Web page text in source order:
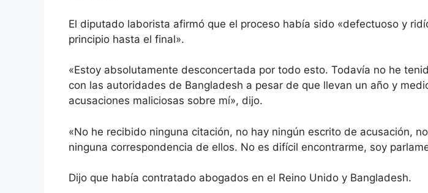
El diputado laborista afirmó que el proceso había sido «defectuoso y
principio hasta el final».
«Estoy absolutamente desconcertada por todo esto. Todavía no he
con las autoridades de Bangladesh a pesar de que llevan un año y
acusaciones maliciosas sobre mí», dijo.
«No he recibido ninguna citación, no hay ningún escrito de acusación,
ninguna correspondencia de ellos. No es difícil encontrarme, soy
Dijo que había contratado abogados en el Reino Unido y Bangladesh.